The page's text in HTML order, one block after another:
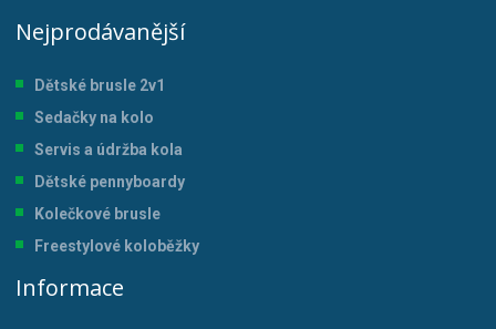
Nejprodávanější
Dětské brusle 2v1
Sedačky na kolo
Servis a údržba kola
Dětské pennyboardy
Kolečkové brusle
Freestylové koloběžky
Informace